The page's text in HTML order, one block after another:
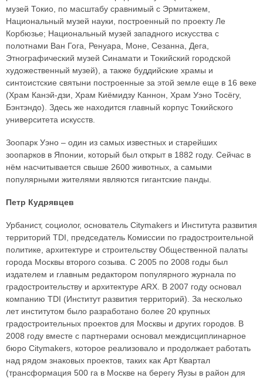
музей Токио, по масштабу сравнимый с Эрмитажем,
Национальный музей науки, построенный по проекту Ле
Корбюзье; Национальный музей западного искусства с
полотнами Ван Гога, Ренуара, Моне, Сезанна, Дега,
Этнографический музей Синамати и Токийский городской
художественный музей), а также буддийские храмы и
синтоистские святыни построенные за этой земле еще в 16 веке
(Храм Канэй-дзи, Храм Киёмидзу Каннон, Храм Уэно Тосёгу,
Бэнтэндо). Здесь же находится главный корпус Токийского
университета искусств.
Зоопарк Уэно – один из самых известных и старейших
зоопарков в Японии, который был открыт в 1882 году. Сейчас в
нём насчитывается свыше 2600 животных, а самыми
популярными жителями являются гигантские панды.
Петр Кудрявцев
Урбанист, социолог, основатель Citymakers и Института развития
территорий TDI, председатель Комиссии по градостроительной
политике, архитектуре и строительству Общественной палаты
города Москвы второго созыва. С 2005 по 2008 годы был
издателем и главным редактором популярного журнала по
градостроительству и архитектуре ARX. В 2007 году основал
компанию TDI (Институт развития территорий). За несколько
лет институтом было разработано более 20 крупных
градостроительных проектов для Москвы и других городов. В
2008 году вместе с партнерами основал междисциплинарное
бюро Citymakers, которое реализовало и продолжает работать
над рядом знаковых проектов, таких как Арт Квартал
(трансформация 500 га в Москве на берегу Яузы в район для